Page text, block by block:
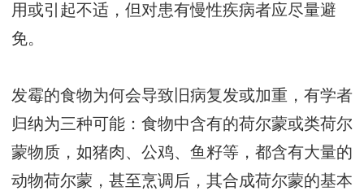
用或引起不适，但对患有慢性疾病者应尽量避
免。
发霉的食物为何会导致旧病复发或加重，有学者
归纳为三种可能：食物中含有的荷尔蒙或类荷尔
蒙物质，如猪肉、公鸡、鱼籽等，都含有大量的
动物荷尔蒙，甚至烹调后，其合成荷尔蒙的基本